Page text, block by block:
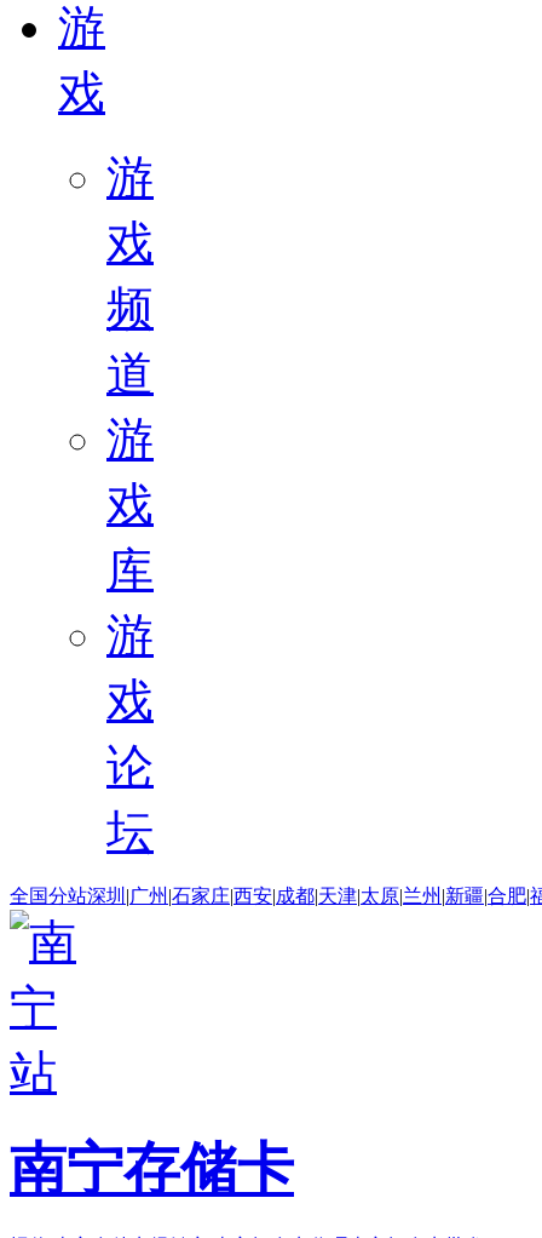
游
戏
游
戏
频
道
游
戏
库
游
戏
论
坛
全国分站深圳 |广州 |石家庄|西安|成都|天津|太原|兰州 |新疆|合肥|
南宁存储卡